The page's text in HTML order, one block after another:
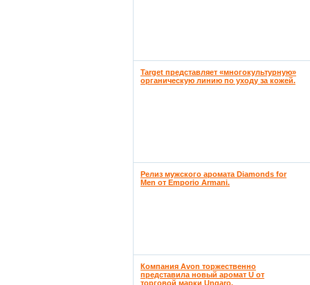
Target представляет «многокультурную»
органическую линию по уходу за кожей.
Релиз мужского аромата Diamonds for
Men от Emporio Armani.
Компания Avon торжественно
представила новый аромат U от
торговой марки Ungaro.